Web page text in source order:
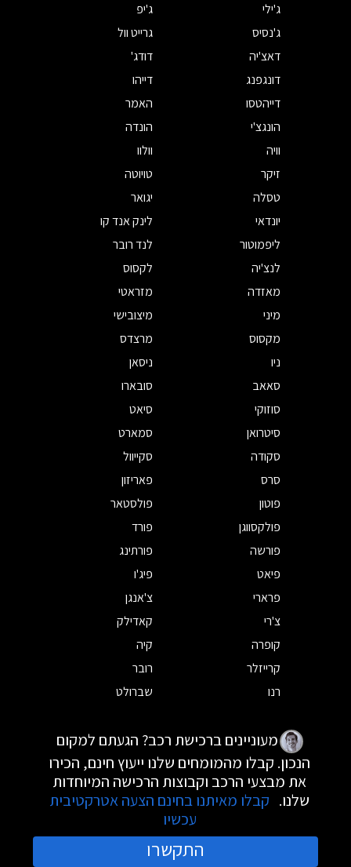
ג'ילי
ג'יפ
ג'נסיס
גרייט וול
דאצ'יה
דודג'
דונגפנג
דייהו
דייהטסו
האמר
הונגצ'י
הונדה
וויה
וולוו
זיקר
טויוטה
טסלה
יגואר
יונדאי
לינק אנד קו
ליפמוטור
לנד רובר
לנצ'יה
לקסוס
מאזדה
מזראטי
מיני
מיצובישי
מקסוס
מרצדס
ניו
ניסאן
סאאב
סובארו
סוזוקי
סיאט
סיטרואן
סמארט
סקודה
סקייוול
סרס
פאריזון
פוטון
פולסטאר
פולקסווגן
פורד
פורשה
פורתינג
פיאט
פיג'ו
פרארי
צ'אנגן
צ'רי
קאדילק
קופרה
קיה
קרייזלר
רובר
רנו
שברולט
מעוניינים ברכישת רכב? הגעתם למקום
הנכון. קבלו מהמומחים שלנו ייעוץ חינם, הכירו
את מבצעי הרכב וקבוצות הרכישה המיוחדות
שלנו. קבלו מאיתנו בחינם הצעה אטרקטיבית
עכשיו
התקשרו